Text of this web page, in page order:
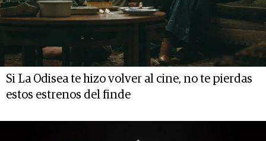
Si La Odisea te hizo volver al cine, no te pierdas
estos estrenos del finde